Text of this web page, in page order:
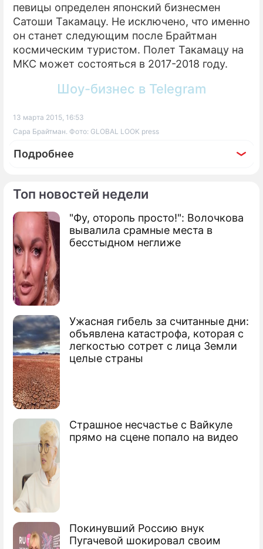
Топ новостей недели
"Фу, оторопь просто!": Волочкова
вывалила срамные места в
бесстыдном неглиже
Ужасная гибель за считанные дни:
объявлена катастрофа, которая с
легкостью сотрет с лица Земли
целые страны
Страшное несчастье с Вайкуле
прямо на сцене попало на видео
Покинувший Россию внук
Пугачевой шокировал своим
певицы определен японский бизнесмен
Сатоши Такамацу. Не исключено, что именно
он станет следующим после Брайтман
космическим туристом. Полет Такамацу на
МКС может состояться в 2017-2018 году.
Шоу-бизнес в Telegram
13 марта 2015, 16:53
Сара Брайтман. Фото: GLOBAL LOOK press
Подробнее
По теме
Продолжение: Конструктора
Сару Брайтман окунут в гипсовый
раствор
В чем будущее российского космоса
Сара Брайтман споет на МКС и выучит
русский
Сару Брайтман тренируют в лесу
Сюжеты